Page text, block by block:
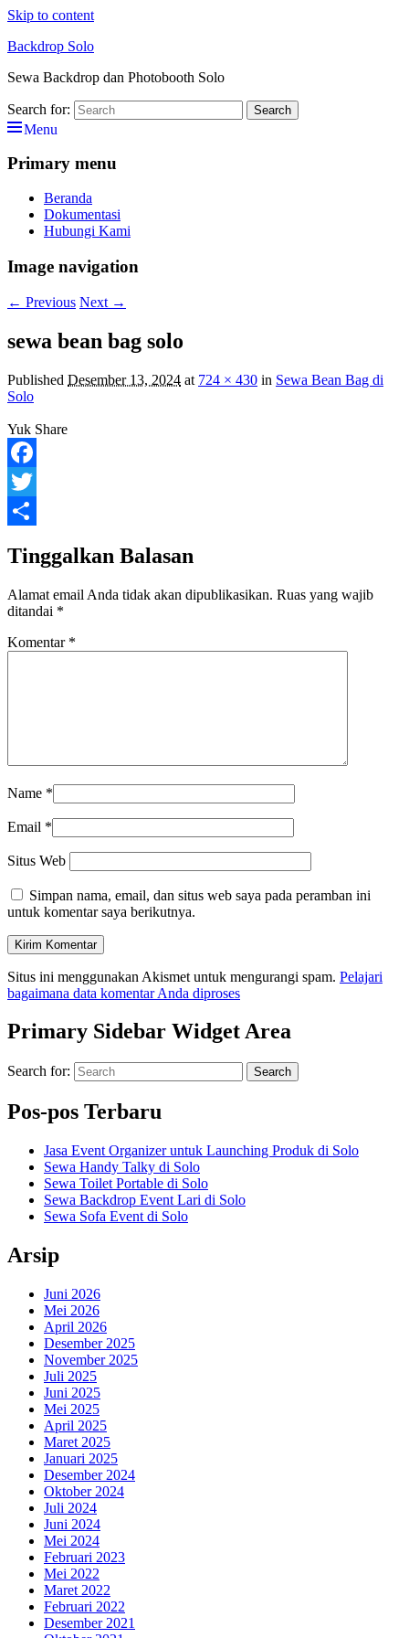
Skip to content
Backdrop Solo
Sewa Backdrop dan Photobooth Solo
Search for: Search
Menu
Primary menu
Beranda
Dokumentasi
Hubungi Kami
Image navigation
← Previous Next →
sewa bean bag solo
Published Desember 13, 2024 at 724 × 430 in Sewa Bean Bag di
Solo
Yuk Share
Facebook
Twitter
Tinggalkan Balasan
Alamat email Anda tidak akan dipublikasikan. Ruas yang wajib
ditandai *
Komentar *
Name *
Email *
Situs Web
Simpan nama, email, dan situs web saya pada peramban ini
untuk komentar saya berikutnya.
Situs ini menggunakan Akismet untuk mengurangi spam. Pelajari
bagaimana data komentar Anda diproses
Primary Sidebar Widget Area
Search for: Search
Pos-pos Terbaru
Jasa Event Organizer untuk Launching Produk di Solo
Sewa Handy Talky di Solo
Sewa Toilet Portable di Solo
Sewa Backdrop Event Lari di Solo
Sewa Sofa Event di Solo
Arsip
Juni 2026
Mei 2026
April 2026
Desember 2025
November 2025
Juli 2025
Juni 2025
Mei 2025
April 2025
Maret 2025
Januari 2025
Desember 2024
Oktober 2024
Juli 2024
Juni 2024
Mei 2024
Februari 2023
Mei 2022
Maret 2022
Februari 2022
Desember 2021